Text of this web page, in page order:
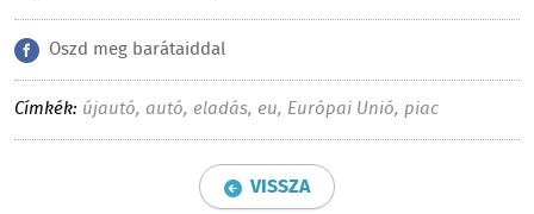
Oszd meg barátaiddal
Címkék: újautó, autó, eladás, eu, Európai Unió, piac
VISSZA